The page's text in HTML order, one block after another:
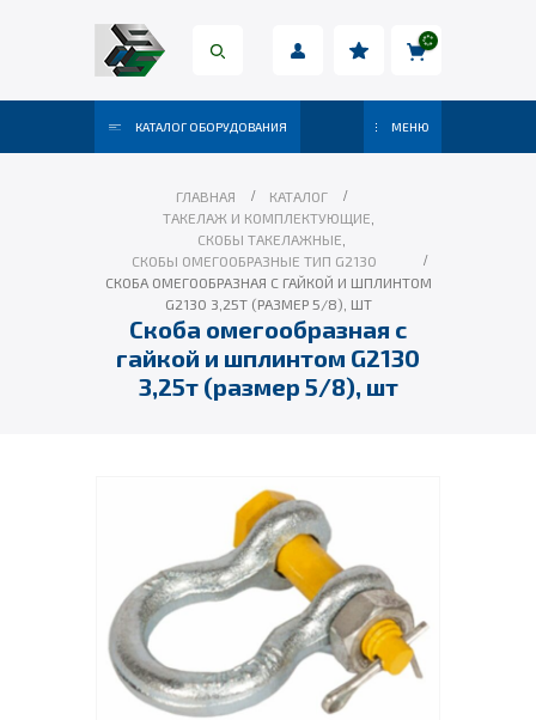
КАТАЛОГ ОБОРУДОВАНИЯ МЕНЮ
ГЛАВНАЯ
КАТАЛОГ
ТАКЕЛАЖ И КОМПЛЕКТУЮЩИЕ
СКОБЫ ТАКЕЛАЖНЫЕ
СКОБЫ ОМЕГООБРАЗНЫЕ ТИП G2130
СКОБА ОМЕГООБРАЗНАЯ С ГАЙКОЙ И ШПЛИНТОМ
G2130 3,25Т (РАЗМЕР 5/8), ШТ
Скоба омегообразная с
гайкой и шплинтом G2130
3,25т (размер 5/8), шт